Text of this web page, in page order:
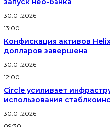
запуск нео-банка
30.01.2026
13:00
Конфискация активов
долларов завершена
30.01.2026
12:00
Circle усиливает
использования
30.01.2026